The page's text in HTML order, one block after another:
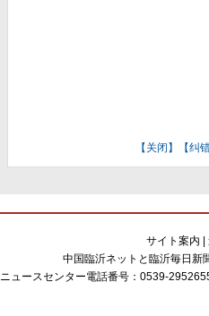
【关闭】【纠